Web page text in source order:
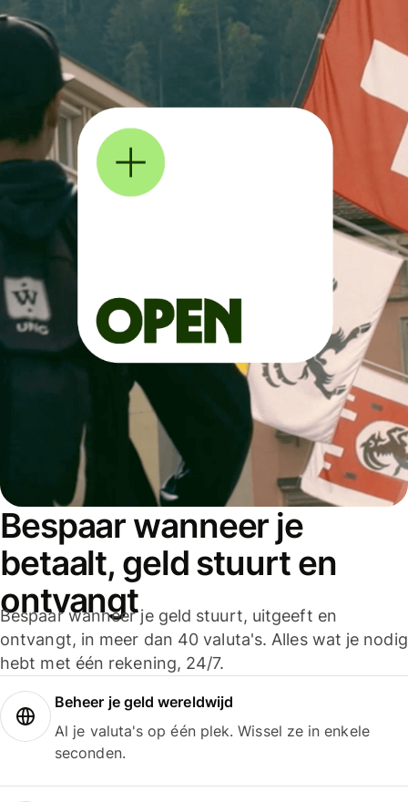
Bespaar wanneer je
betaalt, geld stuurt en
ontvangt
Bespaar wanneer je geld stuurt, uitgeeft en
ontvangt, in meer dan 40 valuta's. Alles wat je nodig
hebt met één rekening, 24/7.
Beheer je geld wereldwijd
Al je valuta's op één plek. Wissel ze in enkele
seconden.